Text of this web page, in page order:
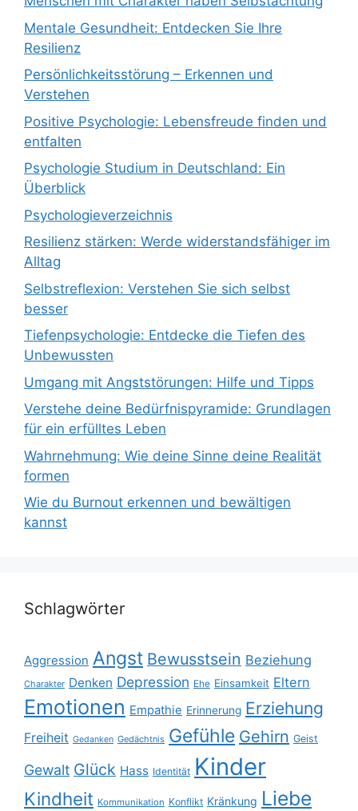
Mentale Gesundheit: Entdecken Sie Ihre
Resilienz
Persönlichkeitsstörung – Erkennen und
Verstehen
Positive Psychologie: Lebensfreude finden und
entfalten
Psychologie Studium in Deutschland: Ein
Überblick
Psychologieverzeichnis
Resilienz stärken: Werde widerstandsfähiger im
Alltag
Selbstreflexion: Verstehen Sie sich selbst
besser
Tiefenpsychologie: Entdecke die Tiefen des
Unbewussten
Umgang mit Angststörungen: Hilfe und Tipps
Verstehe deine Bedürfnispyramide: Grundlagen
für ein erfülltes Leben
Wahrnehmung: Wie deine Sinne deine Realität
formen
Wie du Burnout erkennen und bewältigen
kannst
Schlagwörter
Aggression Angst Bewusstsein Beziehung
Charakter Denken Depression Ehe Einsamkeit Eltern
Emotionen Empathie Erinnerung Erziehung
Freiheit Gedanken Gedächtnis Gefühle Gehirn Geist
Gewalt Glück Hass Identität Kinder
Kindheit Kommunikation Konflikt Kränkung Liebe